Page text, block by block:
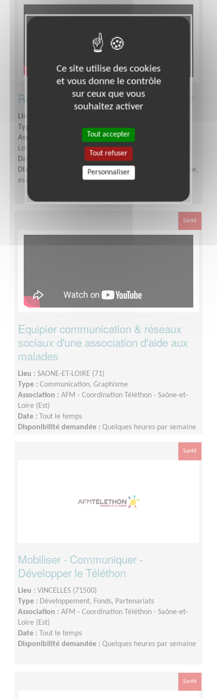
Responsable administratif et financier
Lieu :
Type :
Gestion financière et comptable
Association :
AFM - Coordination Téléthon - Saône-et-
Loire (Ouest)
Date :
Disponibilité demandée :Quelques heures par semaine,
essentiellement d'octobre à février.
Santé
Equipier communication & réseaux
sociaux d'une association d'aide aux
malades
Lieu : SAONE-ET-LOIRE (71)
Type : Communication, Graphisme
Association : AFM - Coordination Téléthon - Saône-et-
Loire (Est)
Date :
Tout le temps
Disponibilité demandée : Quelques heures par semaine
Santé
Mobiliser - Communiquer -
Développer le Téléthon
Lieu : VINCELLES (71500)
Type : Développement, Fonds, Partenariats
Association : AFM - Coordination Téléthon - Saône-et-
Loire (Est)
Date :
Tout le temps
Disponibilité demandée : Quelques heures par semaine
Santé
Ce site utilise des cookies
et vous donne le contrôle
sur ceux que vous
souhaitez activer
Tout accepter
Tout refuser
Personnaliser